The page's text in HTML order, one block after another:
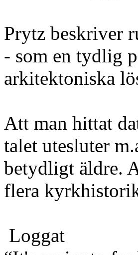
Prytz beskriver
- som en tydlig
arkitektoniska
Att man hittat
talet utesluter
betydligt äldre.
flera
Loggat